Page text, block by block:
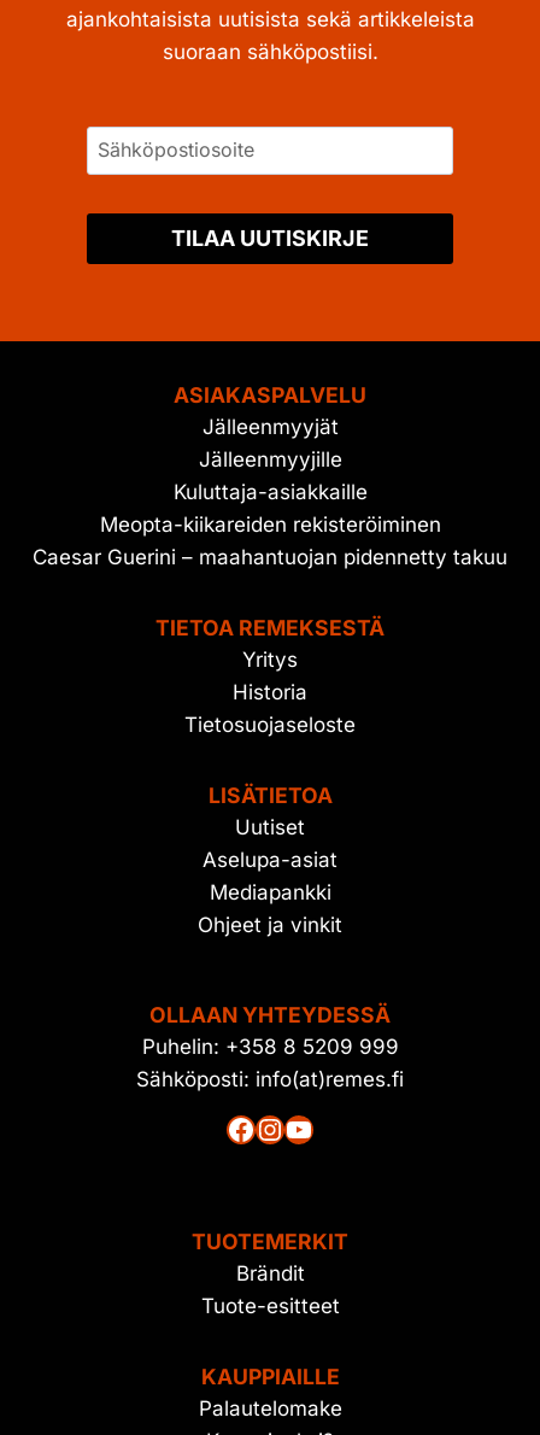
ajankohtaisista uutisista sekä artikkeleista
suoraan sähköpostiisi.
TILAA UUTISKIRJE
ASIAKASPALVELU
Jälleenmyyjät
Jälleenmyyjille
Kuluttaja-asiakkaille
Meopta-kiikareiden rekisteröiminen
Caesar Guerini – maahantuojan pidennetty takuu
TIETOA REMEKSESTÄ
Yritys
Historia
Tietosuojaseloste
LISÄTIETOA
Uutiset
Aselupa-asiat
Mediapankki
Ohjeet ja vinkit
OLLAAN YHTEYDESSÄ
Puhelin: +358 8 5209 999
Sähköposti: info(at)remes.fi
Facebook
Instagram
YouTube
TUOTEMERKIT
Brändit
Tuote-esitteet
KAUPPIAILLE
Palautelomake